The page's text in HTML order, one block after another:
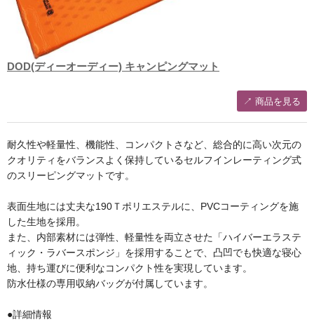
DOD(ディーオーディー) キャンピングマット
↗︎ 商品を見る
耐久性や軽量性、機能性、コンパクトさなど、総合的に高い次元の
クオリティをバランスよく保持しているセルフインレーティング式
のスリーピングマットです。
表面生地には丈夫な190Ｔポリエステルに、PVCコーティングを施
した生地を採用。
また、内部素材には弾性、軽量性を両立させた「ハイバーエラステ
ィック・ラバースポンジ」を採用することで、凸凹でも快適な寝心
地、持ち運びに便利なコンパクト性を実現しています。
防水仕様の専用収納バッグが付属しています。
●詳細情報